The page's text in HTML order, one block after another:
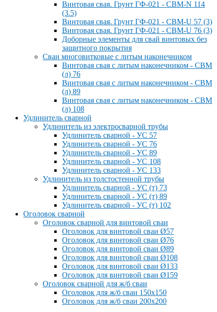
Винтовая свая. Грунт ГФ-021 - СВМ-N 114
(3.5)
Винтовая свая. Грунт ГФ-021 - СВМ-U 57 (3)
Винтовая свая. Грунт ГФ-021 - СВМ-U 76 (3)
Доборные элементы для свай винтовых без
защитного покрытия
Сваи многовитковые с литым наконечником
Винтовая свая с литым наконечником - СВМ
(л) 76
Винтовая свая с литым наконечником - СВМ
(л) 89
Винтовая свая с литым наконечником - СВМ
(л) 108
Удлинитель сварной
Удлинитель из электросварной трубы
Удлинитель сварной - УС 57
Удлинитель сварной - УС 76
Удлинитель сварной - УС 89
Удлинитель сварной - УС 108
Удлинитель сварной - УС 133
Удлинитель из толстостенной трубы
Удлинитель сварной - УС (т) 73
Удлинитель сварной - УС (т) 89
Удлинитель сварной - УС (т) 102
Оголовок сварной
Оголовок сварной для винтовой сваи
Оголовок для винтовой сваи Ø57
Оголовок для винтовой сваи Ø76
Оголовок для винтовой сваи Ø89
Оголовок для винтовой сваи Ø108
Оголовок для винтовой сваи Ø133
Оголовок для винтовой сваи Ø159
Оголовок сварной для ж/б сваи
Оголовок для ж/б сваи 150x150
Оголовок для ж/б сваи 200x200